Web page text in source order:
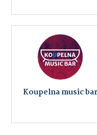
Koupelna music bar